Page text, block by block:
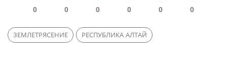
0 0 0 0 0 0
ЗЕМЛЕТРЯСЕНИЕ РЕСПУБЛИКА АЛТАЙ